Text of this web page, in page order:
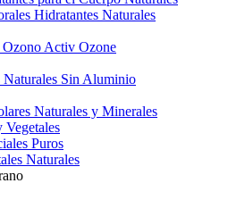
Hidratantes Naturales
Ozono Activ Ozone
Naturales Sin Aluminio
Naturales y Minerales
Vegetales
Puros
Naturales